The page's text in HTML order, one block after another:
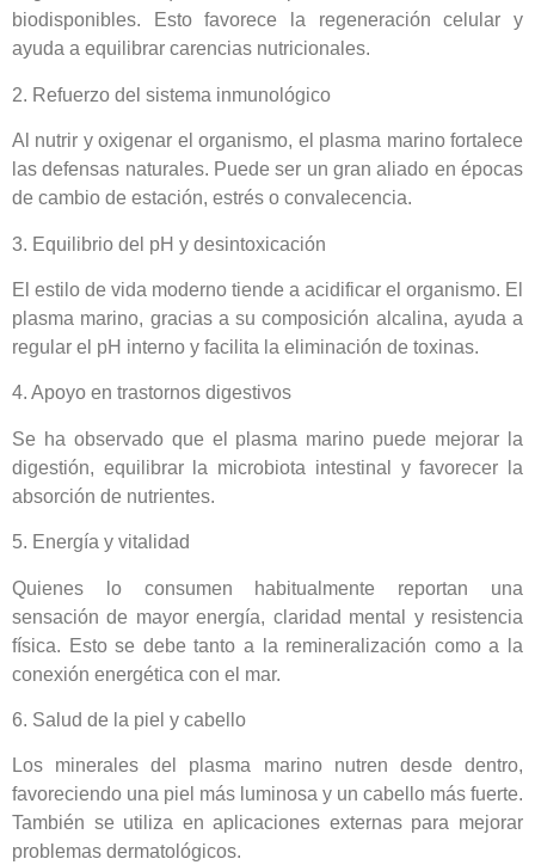
biodisponibles. Esto favorece la regeneración celular y
ayuda a equilibrar carencias nutricionales.
2. Refuerzo del sistema inmunológico
Al nutrir y oxigenar el organismo, el plasma marino fortalece
las defensas naturales. Puede ser un gran aliado en épocas
de cambio de estación, estrés o convalecencia.
3. Equilibrio del pH y desintoxicación
El estilo de vida moderno tiende a acidificar el organismo. El
plasma marino, gracias a su composición alcalina, ayuda a
regular el pH interno y facilita la eliminación de toxinas.
4. Apoyo en trastornos digestivos
Se ha observado que el plasma marino puede mejorar la
digestión, equilibrar la microbiota intestinal y favorecer la
absorción de nutrientes.
5. Energía y vitalidad
Quienes lo consumen habitualmente reportan una
sensación de mayor energía, claridad mental y resistencia
física. Esto se debe tanto a la remineralización como a la
conexión energética con el mar.
6. Salud de la piel y cabello
Los minerales del plasma marino nutren desde dentro,
favoreciendo una piel más luminosa y un cabello más fuerte.
También se utiliza en aplicaciones externas para mejorar
problemas dermatológicos.